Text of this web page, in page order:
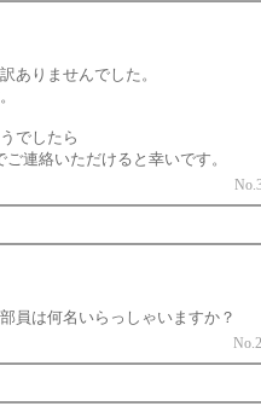
ありませんでした。
でしたら
ご連絡いただけると幸いです。
員は何名いらっしゃいますか？